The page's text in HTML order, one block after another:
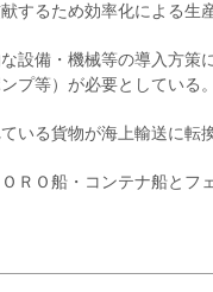
するため効率化による生
設備・機械等の導入方
プ等）が必要としている。
いる貨物が海上輸送に転
ＲＯ船・コンテナ船と